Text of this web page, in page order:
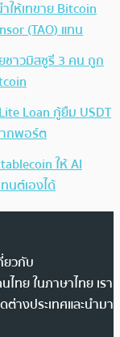
ให้เทขาย Bitcoin
(TAO) แทน
ชาวมิสซูรี 3 คน ถูก
Loan กู้ยืม USDT
กพอร์ต
ให้ AI
นต์เองได้
ยวกับ
ทย ในภาษาไทย เรา
างประเทศและนำมา